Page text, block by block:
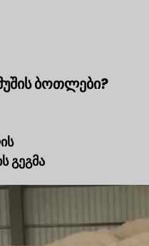
ბოთლები?
გეგმა